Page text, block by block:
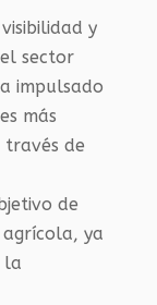
y
sector
impulsado
más
través de
de
ya
la